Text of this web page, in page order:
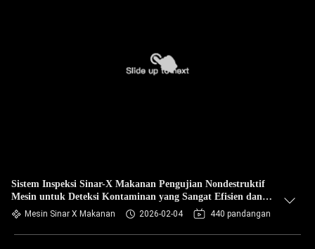
Sistem Inspeksi Sinar-X Makanan Pengujian Nondestruktif
Mesin untuk Deteksi Kontaminan yang Sangat Efisien dan
Berkualitas Tinggi
Mesin Sinar X Makanan 2026-02-04 440 pandangan